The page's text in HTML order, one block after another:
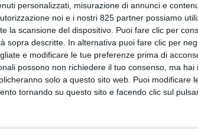
personalizzati, misurazione di annunci e
noi e i nostri 825 partner possiamo
la scansione del dispositivo. Puoi fare clic per
sopra descritte. In alternativa puoi fare clic per
e modificare le tue preferenze prima di
possono non richiedere il tuo consenso, ma
solo a questo sito web. Puoi modificare
tornando su questo sito e facendo clic sul